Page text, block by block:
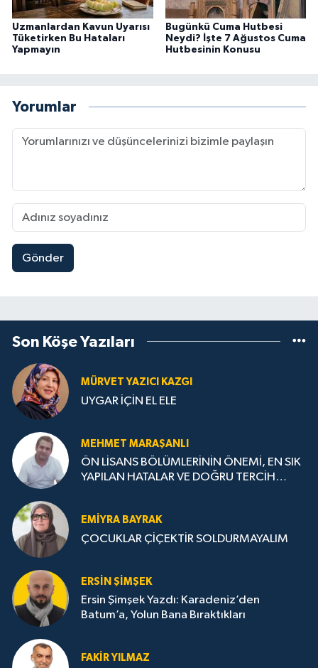
Uzmanlardan Kavun Uyarısı
Tüketirken Bu Hataları
Yapmayın
Bugünkü Cuma Hutbesi
Neydi? İşte 7 Ağustos Cuma
Hutbesinin Konusu
Yorumlar
Gönder
Son Köşe Yazıları
MÜRVET YAZICI KAZGI
UYGAR İÇİN EL ELE
MEHMET MARAŞANLI
ÖN LİSANS BÖLÜMLERİNİN ÖNEMİ, EN SIK
YAPILAN HATALAR VE DOĞRU TERCİH
EMIYRA BAYRAK
ÇOCUKLAR ÇİÇEKTİR SOLDURMAYALIM
ERSIN ŞIMŞEK
Ersin Şimşek Yazdı: Karadeniz’den
Batum’a, Yolun Bana Bıraktıkları
FAKIR YILMAZ